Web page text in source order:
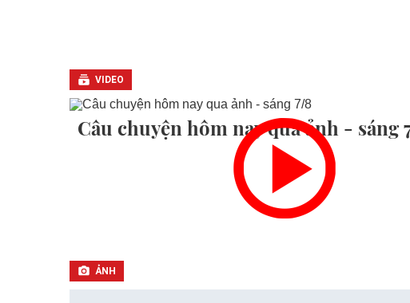
VIDEO
Câu chuyện hôm nay qua ảnh - sáng
ẢNH